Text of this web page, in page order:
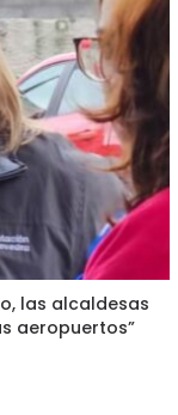
las alcaldesas
aeropuertos”